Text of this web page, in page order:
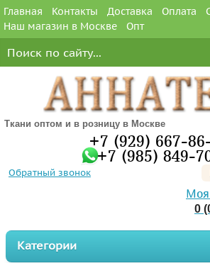
Главная Контакты Доставка Оплата
Наш магазин в Москве
Опт
Ткани оптом и в розницу в Москве
+7 (929) 667-
+7 (985) 849-
Обратный звонок
Моя
0
Категории